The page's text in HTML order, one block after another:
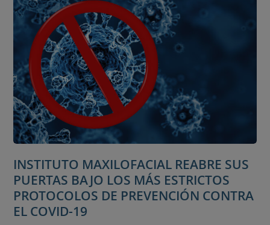
INSTITUTO MAXILOFACIAL REABRE SUS
PUERTAS BAJO LOS MÁS ESTRICTOS
PROTOCOLOS DE PREVENCIÓN CONTRA
EL COVID-19